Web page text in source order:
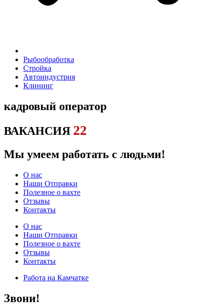
Рыбообработка
Стройка
Автоиндустрия
Клининг
кадровый оператор
ВАКАНСИЯ 22
Мы умеем работать с людьми!
О нас
Наши Отправки
Полезное о вахте
Отзывы
Контакты
О нас
Наши Отправки
Полезное о вахте
Отзывы
Контакты
Работа на Камчатке
Звони!